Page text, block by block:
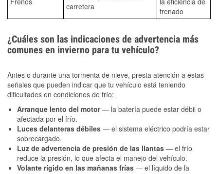
carretera
frenado
¿Cuáles son las indicaciones de advertencia más
comunes en invierno para tu vehículo?
Antes o durante una tormenta de nieve, presta atención a estas
señales que pueden indicar que tu vehículo está teniendo
dificultades en condiciones de frío:
Arranque lento del motor— la batería puede estar débil o
afectada por el frío.
Luces delanteras débiles — el sistema eléctrico podría estar
sobrecargado.
Luz de advertencia de presión de las llantas — el frío
reduce la presión, lo que afecta el manejo del vehículo.
Volante rígido en las mañanas frías — el líquido de la